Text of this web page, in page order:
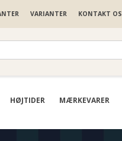
VARIANTER KONTAKT OS
HØJTIDER MÆRKEVARER